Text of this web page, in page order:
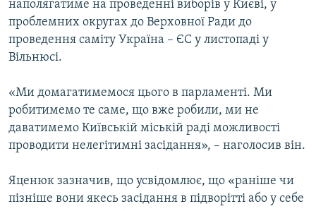
наполягатиме на проведенні виборів у Києві, у
проблемних округах до Верховної Ради до
проведення саміту Україна – ЄС у листопаді у
Вільнюсі.
«Ми домагатимемося цього в парламенті. Ми
робитимемо те саме, що вже робили, ми не
даватимемо Київській міській раді можливості
проводити нелегітимні засідання», – наголосив він.
Яценюк зазначив, що усвідомлює, що «раніше чи
пізніше вони якесь засідання в підворітті або у себе